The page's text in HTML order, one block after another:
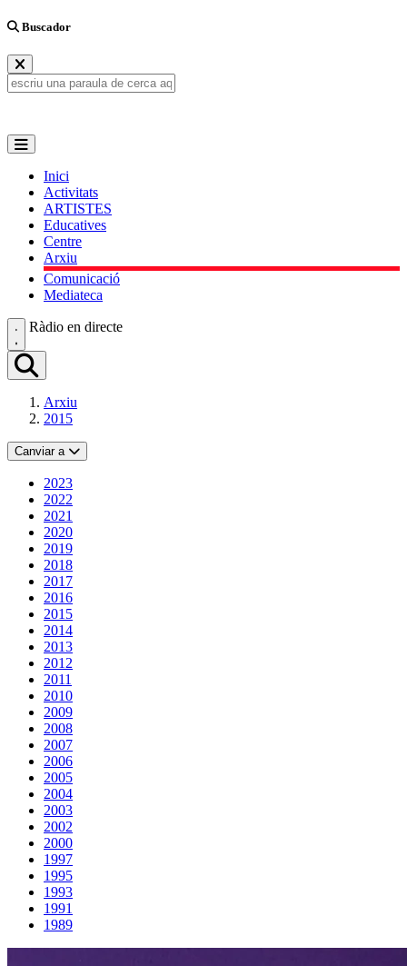
Buscador
Inici
Activitats
ARTISTES
Educatives
Centre
Arxiu
Comunicació
Mediateca
Ràdio en directe
Arxiu
2015
Canviar a
2023
2022
2021
2020
2019
2018
2017
2016
2015
2014
2013
2012
2011
2010
2009
2008
2007
2006
2005
2004
2003
2002
2000
1997
1995
1993
1991
1989